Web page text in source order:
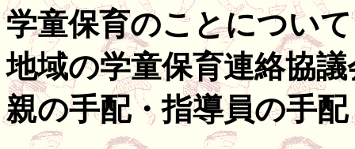
学童保育のことについ
地域の学童保育連絡協
親の手配・指導員の手